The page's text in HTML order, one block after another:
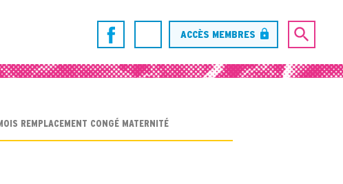
ACCÈS MEMBRES
REMPLACEMENT CONGÉ MATERNITÉ